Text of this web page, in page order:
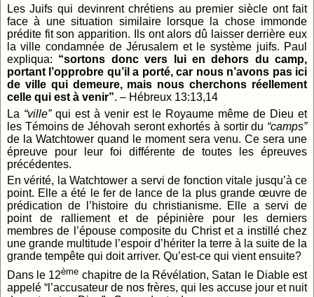
Les Juifs qui devinrent chrétiens au premier siècle ont fait
face à une situation similaire lorsque la chose immonde
prédite fit son apparition. Ils ont alors dû laisser derrière eux
la ville condamnée de Jérusalem et le système juifs. Paul
expliqua: “sortons donc vers lui en dehors du camp,
portant l’opprobre qu’il a porté, car nous n’avons pas ici
de ville qui demeure, mais nous cherchons réellement
celle qui est à venir”. – Hébreux 13:13,14
La “ville”qui est à venir est le Royaume même de Dieu et
les Témoins de Jéhovah seront exhortés à sortir du “camps”
de la Watchtower quand le moment sera venu. Ce sera une
épreuve pour leur foi différente de toutes les épreuves
précédentes.
En vérité, la Watchtower a servi de fonction vitale jusqu’à ce
point. Elle a été le fer de lance de la plus grande œuvre de
prédication de l’histoire du christianisme. Elle a servi de
point de ralliement et de pépinière pour les derniers
membres de l’épouse composite du Christ et a instillé chez
une grande multitude l’espoir d’hériter la terre à la suite de la
grande tempête qui doit arriver. Qu’est-ce qui vient ensuite?
Dans le 12ème chapitre de la Révélation, Satan le Diable est
appelé “l’accusateur de nos frères, qui les accuse jour et nuit